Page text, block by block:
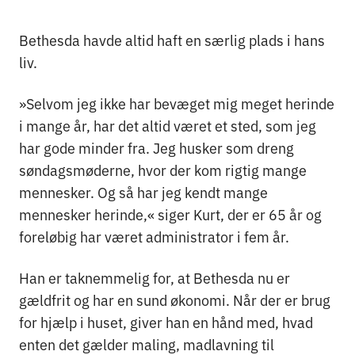
Bethesda havde altid haft en særlig plads i hans
liv.
»Selvom jeg ikke har bevæget mig meget herinde
i mange år, har det altid været et sted, som jeg
har gode minder fra. Jeg husker som dreng
søndagsmøderne, hvor der kom rigtig mange
mennesker. Og så har jeg kendt mange
mennesker herinde,« siger Kurt, der er 65 år og
foreløbig har været administrator i fem år.
Han er taknemmelig for, at Bethesda nu er
gældfrit og har en sund økonomi. Når der er brug
for hjælp i huset, giver han en hånd med, hvad
enten det gælder maling, madlavning til